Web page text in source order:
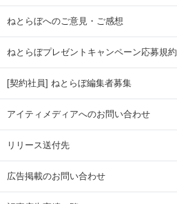
ねとらぼへのご意見・ご感想
ねとらぼプレゼントキャンペーン応募規約
[契約社員] ねとらぼ編集者募集
アイティメディアへのお問い合わせ
リリース送付先
広告掲載のお問い合わせ